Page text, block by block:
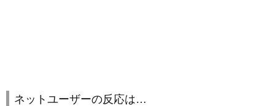
ネットユーザーの反応は…